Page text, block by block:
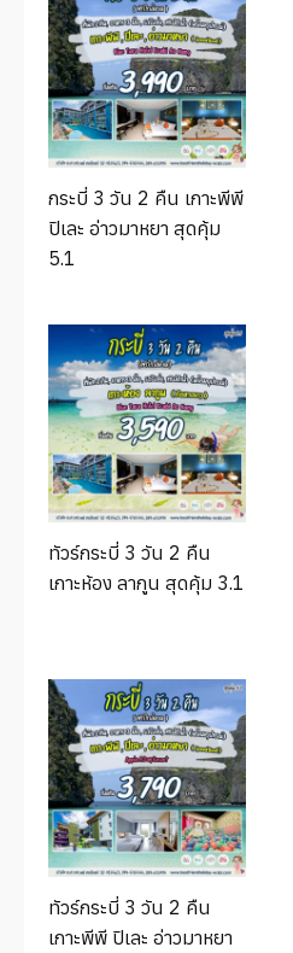
ภาพประทับใจ
ติดต่อเรา
กระบี่ 3 วัน 2 คืน เกาะพีพี
ปิเละ อ่าวมาหยา สุดคุ้ม
5.1
ทัวร์กระบี่ 3 วัน 2 คืน
เกาะห้อง ลากูน สุดคุ้ม 3.1
ทัวร์กระบี่ 3 วัน 2 คืน
เกาะพีพี ปิเละ อ่าวมาหยา